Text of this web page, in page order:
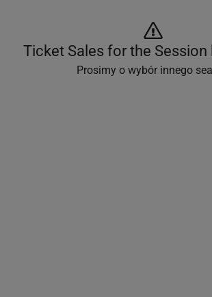
Ticket Sales for the Session
Prosimy o wybór innego